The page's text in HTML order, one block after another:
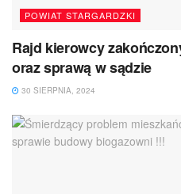
POWIAT STARGARDZKI
Rajd kierowcy
oraz sprawą w sądzie
30 SIERPNIA, 2024